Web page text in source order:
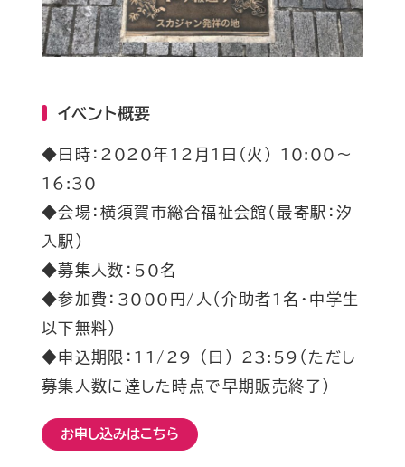
イベント概要
◆日時：​2020年12月1日(火) 10:00〜
16:30
◆会場：横須賀市総合福祉会館​（最寄駅：汐
入駅）
◆募集人数：50名
◆参加費：3000円/人（介助者1名・中学生
以下無料）
◆申込期限：11/29 (日) 23:59（ただし
募集人数に達した時点で早期販売終了）
お申し込みはこちら